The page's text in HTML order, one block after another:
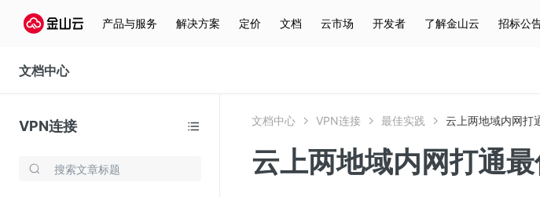
产品与服务 解决方案 定价 文档 云市场 开发者 了解金山云 招标公
文档中心
VPN连接
存储与云分发
文档中心 VPN连接 最佳实践 云上两地域内网打
云上两地域内网打通